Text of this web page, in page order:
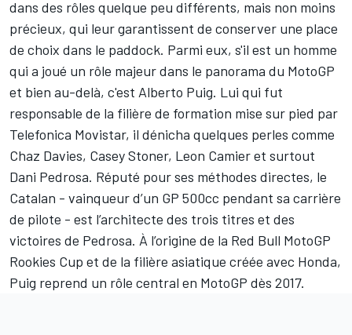
dans des rôles quelque peu différents, mais non moins
précieux, qui leur garantissent de conserver une place
de choix dans le paddock. Parmi eux, s'il est un homme
qui a joué un rôle majeur dans le panorama du MotoGP
et bien au-delà, c'est Alberto Puig. Lui qui fut
responsable de la filière de formation mise sur pied par
Telefonica Movistar, il dénicha quelques perles comme
Chaz Davies, Casey Stoner, Leon Camier et surtout
Dani Pedrosa. Réputé pour ses méthodes directes, le
Catalan - vainqueur d’un GP 500cc pendant sa carrière
de pilote - est l’architecte des trois titres et des
victoires de Pedrosa. À l’origine de la Red Bull MotoGP
Rookies Cup et de la filière asiatique créée avec Honda,
Puig reprend un rôle central en MotoGP dès 2017.